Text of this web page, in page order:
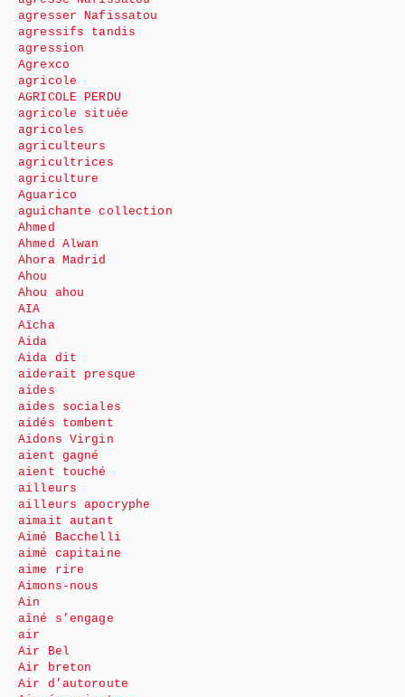
agresser Nafissatou
agressifs tandis
agression
Agrexco
agricole
AGRICOLE PERDU
agricole située
agricoles
agriculteurs
agricultrices
agriculture
Aguarico
aguichante collection
Ahmed
Ahmed Alwan
Ahora Madrid
Ahou
Ahou ahou
AIA
Aïcha
Aida
Aida dit
aiderait presque
aides
aides sociales
aidés tombent
Aidons Virgin
aient gagné
aient touché
ailleurs
ailleurs apocryphe
aimait autant
Aimé Bacchelli
aimé capitaine
aime rire
Aimons-nous
Ain
aîné s’engage
air
Air Bel
Air breton
Air d’autoroute